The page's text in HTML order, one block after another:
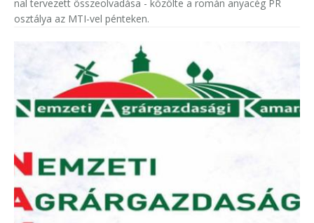
nal tervezett összeolvadása - közölte a román anyacég PR
osztálya az MTI-vel pénteken.